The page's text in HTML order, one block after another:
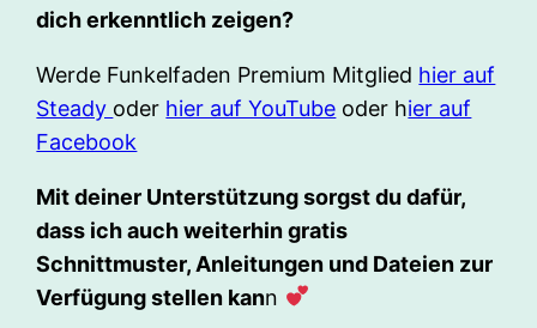
dich erkenntlich zeigen?
Werde Funkelfaden Premium Mitglied hier auf
Steady oder hier auf YouTube oder hier auf
Facebook
Mit deiner Unterstützung sorgst du dafür,
dass ich auch weiterhin gratis
Schnittmuster, Anleitungen und Dateien zur
Verfügung stellen kann